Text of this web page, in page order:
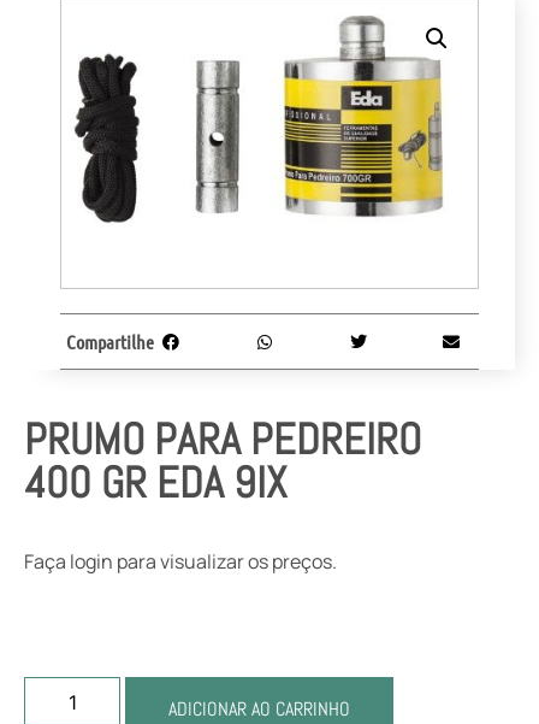
PRUMO PARA PEDREIRO
400 GR EDA 9IX
Faça login para visualizar os preços.
ADICIONAR AO CARRINHO
Compartilhe